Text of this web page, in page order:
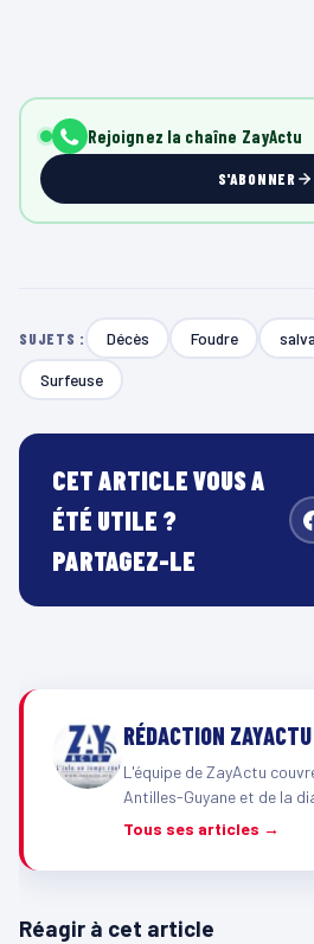
Rejoignez la chaîne ZayActu
S'ABONNER
SUJETS : Décès Foudre
Surfeuse
CET ARTICLE VOUS A
ÉTÉ UTILE ?
PARTAGEZ-LE
RÉDACTION ZAYACTU
L'équipe de ZayActu
Antilles-Guyane et de la
Tous ses articles →
Réagir à cet article